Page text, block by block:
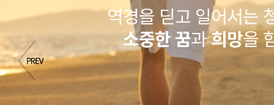
역경을 딛고 일어서는
소중한 꿈과희망을